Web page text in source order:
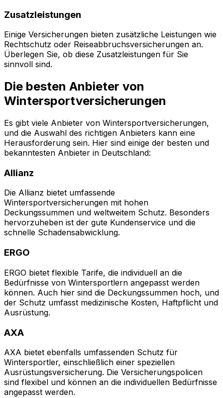
Zusatzleistungen
Einige Versicherungen bieten zusätzliche Leistungen wie
Rechtschutz oder Reiseabbruchsversicherungen an.
Überlegen Sie, ob diese Zusatzleistungen für Sie
sinnvoll sind.
Die besten Anbieter von
Wintersportversicherungen
Es gibt viele Anbieter von Wintersportversicherungen,
und die Auswahl des richtigen Anbieters kann eine
Herausforderung sein. Hier sind einige der besten und
bekanntesten Anbieter in Deutschland:
Allianz
Die Allianz bietet umfassende
Wintersportversicherungen mit hohen
Deckungssummen und weltweitem Schutz. Besonders
hervorzuheben ist der gute Kundenservice und die
schnelle Schadensabwicklung.
ERGO
ERGO bietet flexible Tarife, die individuell an die
Bedürfnisse von Wintersportlern angepasst werden
können. Auch hier sind die Deckungssummen hoch, und
der Schutz umfasst medizinische Kosten, Haftpflicht und
Ausrüstung.
AXA
AXA bietet ebenfalls umfassenden Schutz für
Wintersportler, einschließlich einer speziellen
Ausrüstungsversicherung. Die Versicherungspolicen
sind flexibel und können an die individuellen Bedürfnisse
angepasst werden.